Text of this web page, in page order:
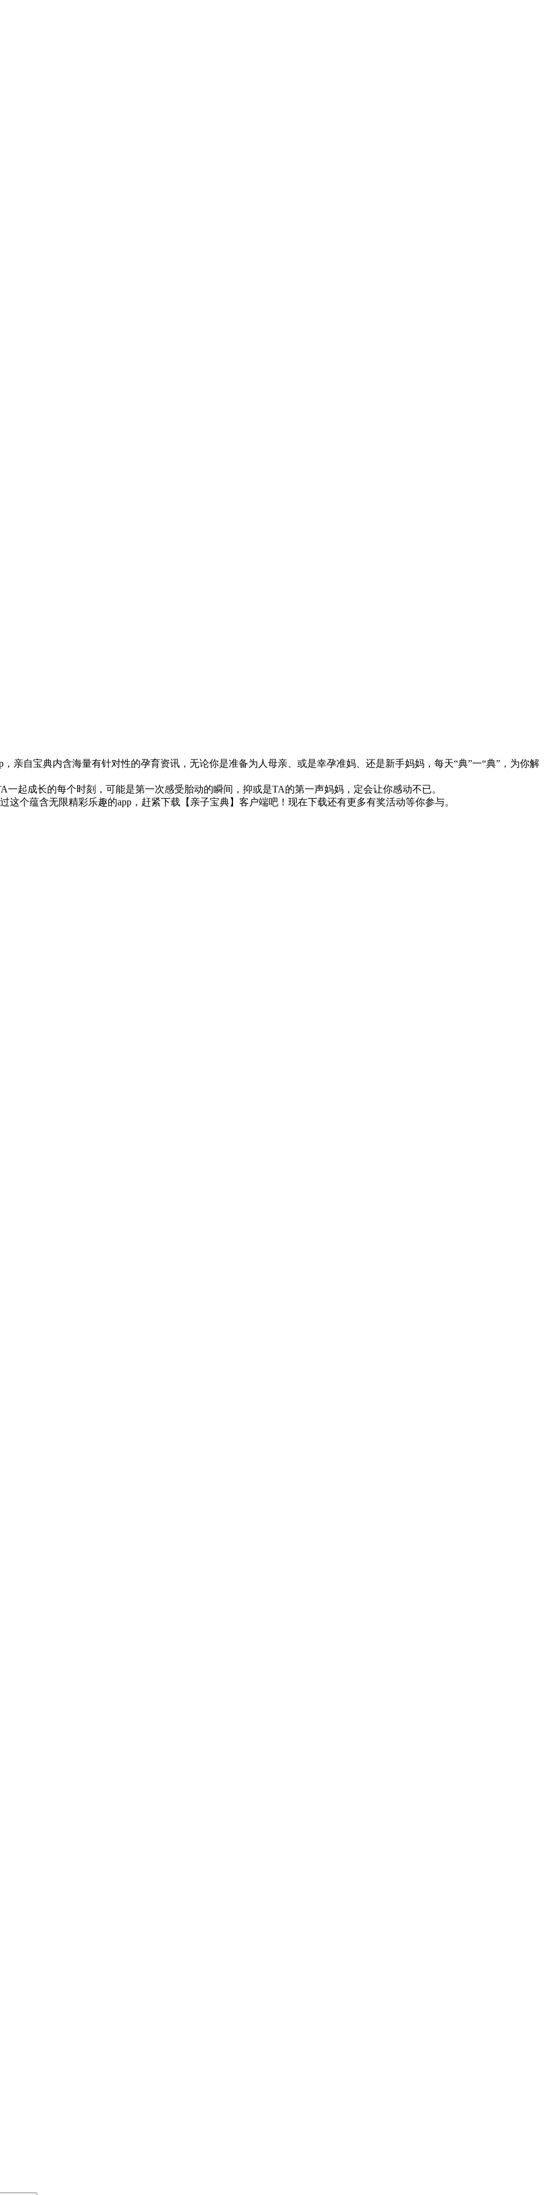
亲自宝典内含海量有针对性的孕育资讯，无论你是准备为人母亲、或是幸孕准妈、还是新手妈妈，每天“典”一“典”，为你解
起成长的每个时刻，可能是第一次感受胎动的瞬间，抑或是TA的第一声妈妈，定会让你感动不已。
个蕴含无限精彩乐趣的app，赶紧下载【亲子宝典】客户端吧！现在下载还有更多有奖活动等你参与。